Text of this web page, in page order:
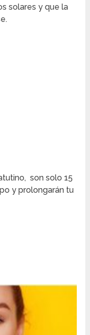
solares y que la
son solo 15
y prolongarán tu